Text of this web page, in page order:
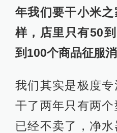
年我们要干小米
样，店里只有50
到100个商品征服消
我们其实是极度
干了两年只有两
已经不卖了，净水